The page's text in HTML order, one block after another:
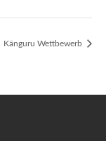
Känguru Wettbewerb